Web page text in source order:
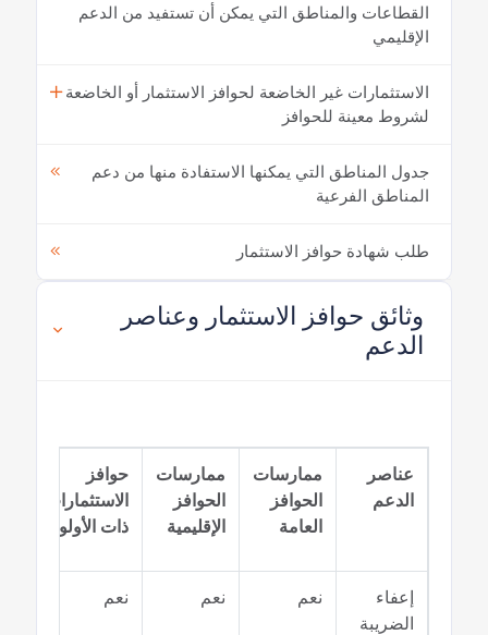
القطاعات والمناطق التي يمكن أن تستفيد من الدعم
الإقليمي
الاستثمارات غير الخاضعة لحوافز الاستثمار أو الخاضعة
لشروط معينة للحوافز
جدول المناطق التي يمكنها الاستفادة منها من دعم
المناطق الفرعية
طلب شهادة حوافز الاستثمار
وثائق حوافز الاستثمار وعناصر
الدعم
عناصر
الدعم
ممارسات
الحوافز
العامة
ممارسات
الحوافز
الإقليمية
حوافز
الاستثمارات
ذات الأولوية
إعفاء
الضريبة
نعم نعم نعم